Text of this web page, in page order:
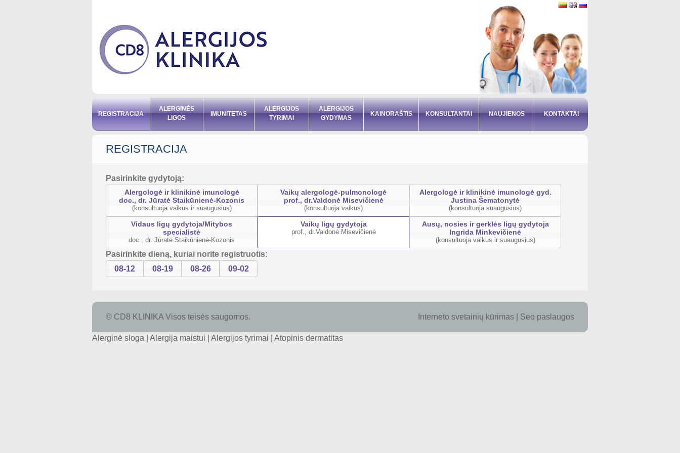
REGISTRACIJA
ALERGINĖS
LIGOS
IMUNITETAS
ALERGIJOS
TYRIMAI
ALERGIJOS
GYDYMAS
KAINORAŠTIS KONSULTANTAI NAUJIENOS KONTAKTAI
REGISTRACIJA
Pasirinkite gydytoją:
Alergologė ir klinikinė imunologė
doc., dr. Jūratė Staikūnienė-Kozonis
(konsultuoja vaikus ir suaugusius)
Vaikų alergologė-pulmonologė
prof., dr.Valdonė Misevičienė
(konsultuoja vaikus)
Alergologė ir klinikinė imunologė gyd.
Justina Šematonytė
(konsultuoja suaugusius)
Vidaus ligų gydytoja/Mitybos
specialistė
doc., dr. Jūratė Staikūnienė-Kozonis
Vaikų ligų gydytoja
prof., dr.Valdonė Misevičienė
Ausų, nosies ir gerklės ligų gydytoja
Ingrida Minkevičienė
(konsultuoja vaikus ir suaugusius)
Pasirinkite dieną, kuriai norite registruotis:
08-12
08-19 08-26 09-02
© CD8 KLINIKA Visos teisės saugomos. Interneto svetainių kūrimas | Seo paslaugos
Alerginė sloga | Alergija maistui | Alergijos tyrimai | Atopinis dermatitas